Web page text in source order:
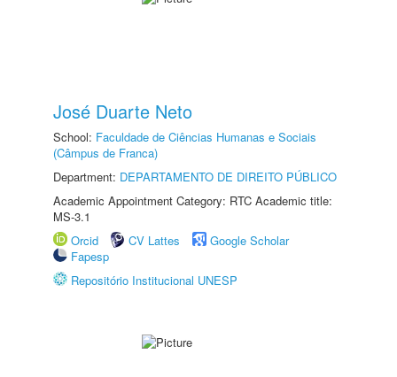
José Duarte Neto
School: Faculdade de Ciências Humanas e Sociais
(Câmpus de Franca)
Department: DEPARTAMENTO DE DIREITO PÚBLICO
Academic Appointment Category: RTC Academic title:
MS-3.1
Orcid
CV Lattes
Google Scholar
Fapesp
Repositório Institucional UNESP